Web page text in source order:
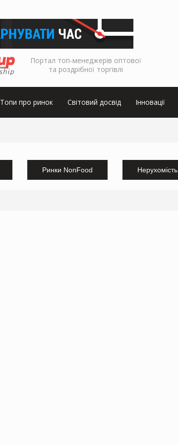
Портал топ-менеджерів оптової
та роздрібної торгівлі
Топи про ринок Світовий досвід Інновації
Ринки NonFood Нерухомість